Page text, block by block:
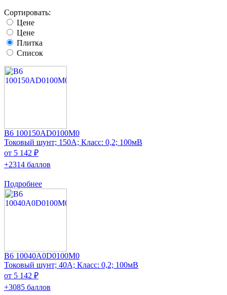
Сортировать:
Цене
Цене
Плитка
Список
B6 100150AD0100M0
Токовый шунт; 150А; Класс: 0,2; 100мВ
от 5 142 ₽
+2314 баллов
Подробнее
B6 10040A0D0100M0
Токовый шунт; 40А; Класс: 0,2; 100мВ
от 5 142 ₽
+3085 баллов